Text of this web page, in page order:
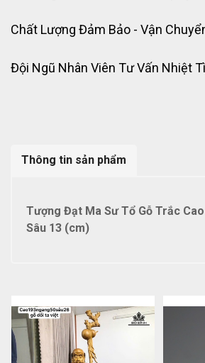
Chất Lượng Đảm Bảo - Vận
Đội Ngũ Nhân Viên Tư Vấn Nhiệt
Thông tin sản phẩm
Tượng Đạt Ma Sư Tổ Gỗ Trắc
Sâu 13 (cm)